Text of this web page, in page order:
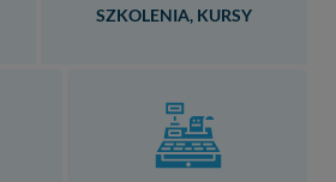
SZKOLENIA, KURSY